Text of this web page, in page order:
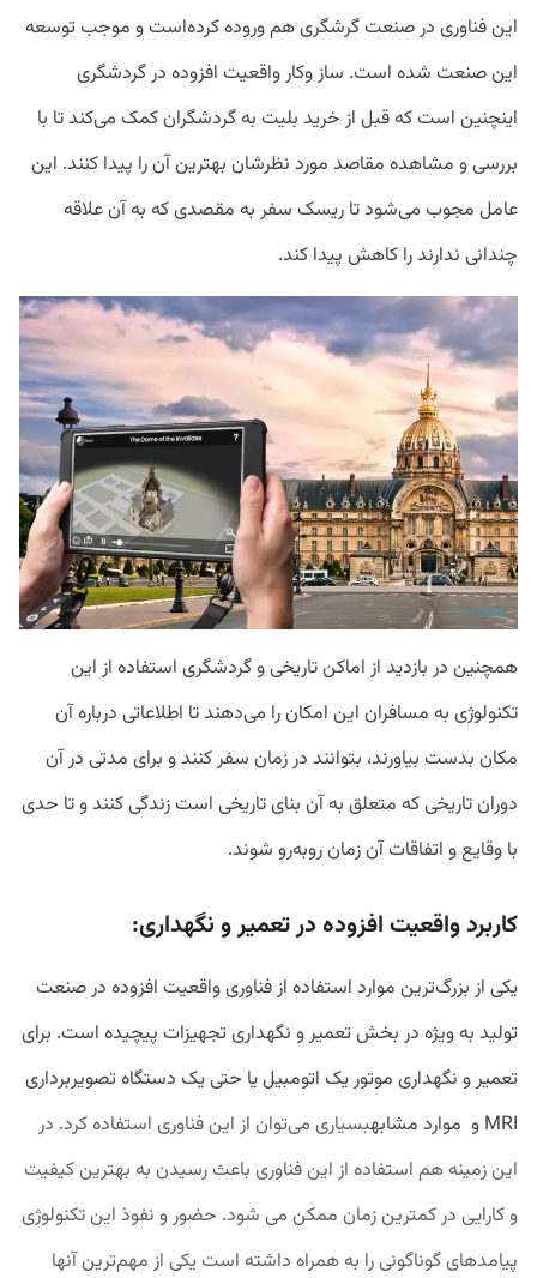
این فناوری در صنعت گرشگری هم وروده کرده‌است و موجب توسعه
این صنعت شده است. ساز وکار واقعیت افزوده در گردشگری
اینچنین است که قبل از خرید بلیت به گردشگران کمک می‌کند تا با
بررسی و مشاهده مقاصد مورد نظرشان بهترین آن را پیدا کنند. این
عامل مجوب می‌شود تا ریسک سفر به مقصدی که به آن علاقه
چندانی ندارند را کاهش ‌پیدا کند.
همچنین در بازدید از اماکن تاریخی و گردشگری استفاده از این
تکنولوژی به مسافران این امکان را می‌دهند تا اطلاعاتی درباره آن
مکان بدست بیاورند، بتوانند در زمان سفر کنند و برای مدتی در آن
دوران تاریخی که متعلق به آن بنای تاریخی است زندگی کنند و تا حدی
با وقایع و اتفاقات آن زمان روبه‌رو شوند.
کاربرد واقعیت افزوده در تعمیر و نگهداری:
یکی از بزرگ‌ترین موارد استفاده از فناوری واقعیت افزوده در صنعت
تولید به ویژه در بخش تعمیر و نگهداری تجهیزات پیچیده است. برای
تعمیر و نگهداری موتور یک اتومبیل یا حتی یک دستگاه تصویربرداری
MRI و موارد مشابه
بسیاری می‌توان از این فناوری استفاده کرد. در
این زمینه هم استفاده از این فناوری باعث رسیدن به بهترین کیفیت
و کارایی در کمترین زمان ممکن می شود. حضور و نفوذ این تکنولوژی
پیامدهای گوناگونی را به همراه داشته است یکی از مهم‌ترین آنها